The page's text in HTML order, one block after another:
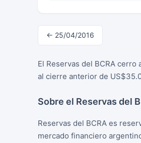
← 25/04/2016
El Reservas del BCRA
al cierre anterior de
Sobre el Reservas del
Reservas del BCRA es
mercado financiero